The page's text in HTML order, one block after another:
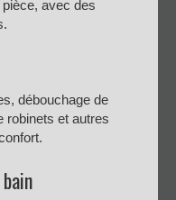
avec des
débouchage de
robinets et autres